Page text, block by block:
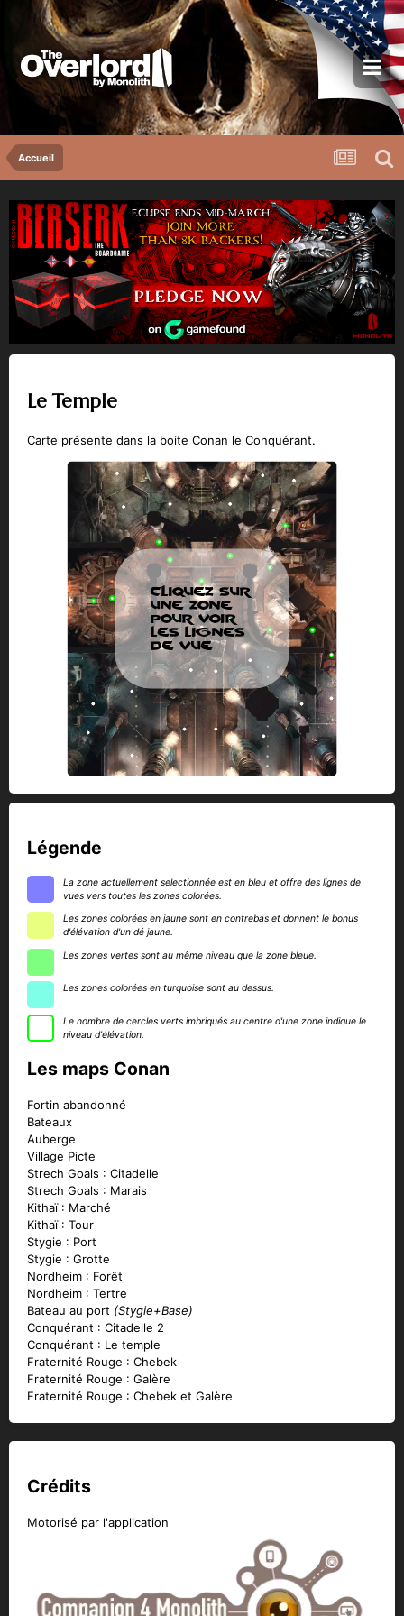
Accueil
Le Temple
Carte présente dans la boite Conan le Conquérant.
Légende
La zone actuellement selectionnée est en bleu et offre des lignes de
vues vers toutes les zones colorées.
Les zones colorées en jaune sont en contrebas et donnent le bonus
d'élévation d'un dé jaune.
Les zones vertes sont au même niveau que la zone bleue.
Les zones colorées en turquoise sont au dessus.
Le nombre de cercles verts imbriqués au centre d'une zone indique le
niveau d'élévation.
Les maps Conan
Fortin abandonné
Bateaux
Auberge
Village Picte
Strech Goals : Citadelle
Strech Goals : Marais
Kithaï : Marché
Kithaï : Tour
Stygie : Port
Stygie : Grotte
Nordheim : Forêt
Nordheim : Tertre
Bateau au port (Stygie+Base)
Conquérant : Citadelle 2
Conquérant : Le temple
Fraternité Rouge : Chebek
Fraternité Rouge : Galère
Fraternité Rouge : Chebek et Galère
Crédits
Motorisé par l'application